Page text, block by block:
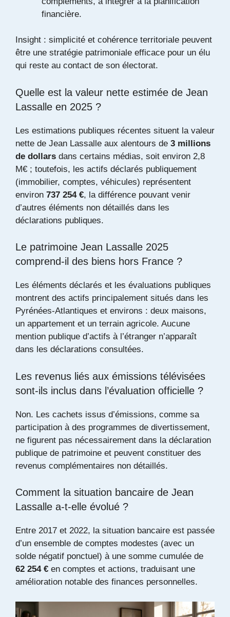
financière.
Insight : simplicité et cohérence territoriale peuvent
être une stratégie patrimoniale efficace pour un élu
qui reste au contact de son électorat.
Quelle est la valeur nette estimée de Jean
Lassalle en 2025 ?
Les estimations publiques récentes situent la valeur
nette de Jean Lassalle aux alentours de 3 millions
de dollars dans certains médias, soit environ 2,8
M€ ; toutefois, les actifs déclarés publiquement
(immobilier, comptes, véhicules) représentent
environ 737 254 €, la différence pouvant venir
d’autres éléments non détaillés dans les
déclarations publiques.
Le patrimoine Jean Lassalle 2025
comprend-il des biens hors France ?
Les éléments déclarés et les évaluations publiques
montrent des actifs principalement situés dans les
Pyrénées-Atlantiques et environs : deux maisons,
un appartement et un terrain agricole. Aucune
mention publique d’actifs à l’étranger n’apparaît
dans les déclarations consultées.
Les revenus liés aux émissions télévisées
sont-ils inclus dans l’évaluation officielle ?
Non. Les cachets issus d’émissions, comme sa
participation à des programmes de divertissement,
ne figurent pas nécessairement dans la déclaration
publique de patrimoine et peuvent constituer des
revenus complémentaires non détaillés.
Comment la situation bancaire de Jean
Lassalle a-t-elle évolué ?
Entre 2017 et 2022, la situation bancaire est passée
d’un ensemble de comptes modestes (avec un
solde négatif ponctuel) à une somme cumulée de
62 254 € en comptes et actions, traduisant une
amélioration notable des finances personnelles.